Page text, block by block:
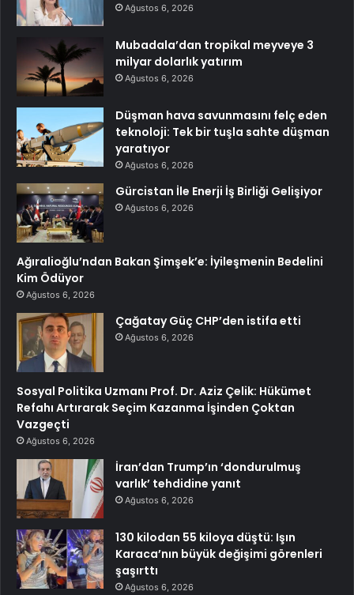
Ağustos 6, 2026
Mubadala’dan tropikal meyveye 3
milyar dolarlık yatırım
Ağustos 6, 2026
Düşman hava savunmasını felç eden
teknoloji: Tek bir tuşla sahte düşman
yaratıyor
Ağustos 6, 2026
Gürcistan İle Enerji İş Birliği Gelişiyor
Ağustos 6, 2026
Ağıralioğlu’ndan Bakan Şimşek’e: İyileşmenin Bedelini
Kim Ödüyor
Ağustos 6, 2026
Çağatay Güç CHP’den istifa etti
Ağustos 6, 2026
Sosyal Politika Uzmanı Prof. Dr. Aziz Çelik: Hükümet
Refahı Artırarak Seçim Kazanma İşinden Çoktan
Vazgeçti
Ağustos 6, 2026
İran’dan Trump’ın ‘dondurulmuş
varlık’ tehdidine yanıt
Ağustos 6, 2026
130 kilodan 55 kiloya düştü: Işın
Karaca’nın büyük değişimi görenleri
şaşırttı
Ağustos 6, 2026